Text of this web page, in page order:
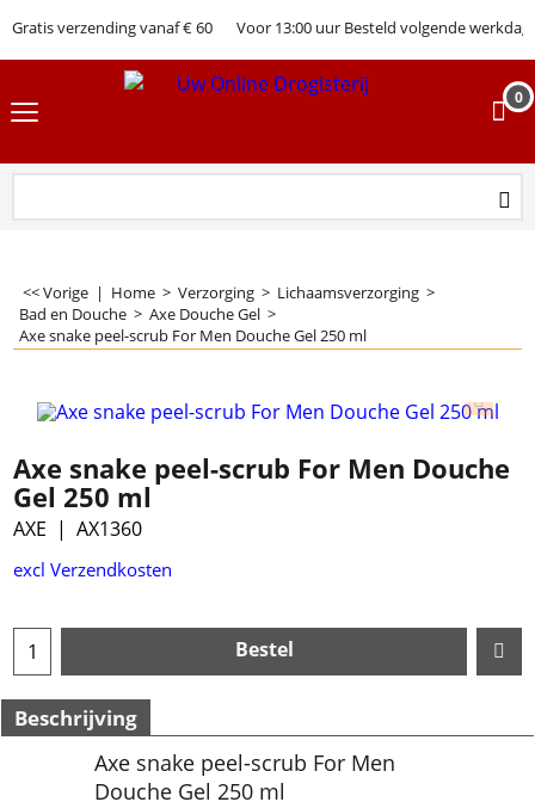
Gratis verzending vanaf € 60 Voor 13:00 uur Besteld volgende werkdag
0
<< Vorige | Home > Verzorging > Lichaamsverzorging >
Bad en Douche > Axe Douche Gel >
Axe snake peel-scrub For Men Douche Gel 250 ml
Axe snake peel-scrub For Men Douche
Gel 250 ml
AXE AX1360
excl Verzendkosten
Bestel
Beschrijving
Axe snake peel-scrub For Men
Douche Gel 250 ml